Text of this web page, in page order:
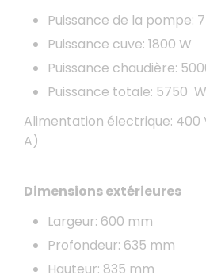
Puissance de la pompe:
Puissance cuve: 1800 W
Puissance chaudière:
Puissance totale: 5750 W
Alimentation électrique: 400
A)
Dimensions extérieures
Largeur: 600 mm
Profondeur: 635 mm
Hauteur: 835 mm